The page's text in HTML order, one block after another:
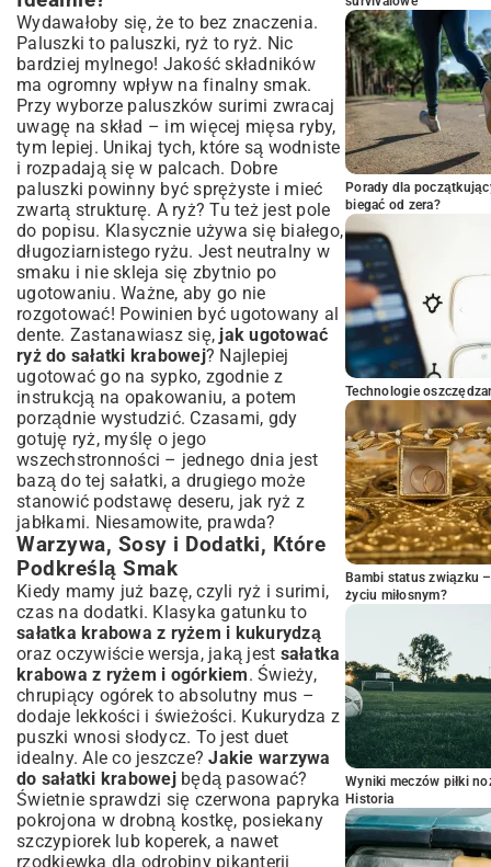
Wydawałoby się, że to bez znaczenia.
Paluszki to paluszki, ryż to ryż. Nic
bardziej mylnego! Jakość składników
ma ogromny wpływ na finalny smak.
Przy wyborze paluszków surimi zwracaj
uwagę na skład – im więcej mięsa ryby,
tym lepiej. Unikaj tych, które są wodniste
i rozpadają się w palcach. Dobre
paluszki powinny być sprężyste i mieć
zwartą strukturę. A ryż? Tu też jest pole
do popisu. Klasycznie używa się białego,
długoziarnistego ryżu. Jest neutralny w
smaku i nie skleja się zbytnio po
ugotowaniu. Ważne, aby go nie
rozgotować! Powinien być ugotowany al
dente. Zastanawiasz się, jak ugotować
ryż do sałatki krabowej? Najlepiej
ugotować go na sypko, zgodnie z
instrukcją na opakowaniu, a potem
porządnie wystudzić. Czasami, gdy
gotuję ryż, myślę o jego
wszechstronności – jednego dnia jest
bazą do tej sałatki, a drugiego może
stanowić podstawę deseru, jak ryż z
jabłkami. Niesamowite, prawda?
Warzywa, Sosy i Dodatki, Które
Podkreślą Smak
Kiedy mamy już bazę, czyli ryż i surimi,
czas na dodatki. Klasyka gatunku to
sałatka krabowa z ryżem i kukurydzą
oraz oczywiście wersja, jaką jest sałatka
krabowa z ryżem i ogórkiem. Świeży,
chrupiący ogórek to absolutny mus –
dodaje lekkości i świeżości. Kukurydza z
puszki wnosi słodycz. To jest duet
idealny. Ale co jeszcze?Jakie warzywa
do sałatki krabowejbędą pasować?
Świetnie sprawdzi się czerwona papryka
pokrojona w drobną kostkę, posiekany
szczypiorek lub koperek, a nawet
rzodkiewka dla odrobiny pikanterii
Porady dla
biegać od zera?
Technologie
Bambi status związku
życiu miłosnym?
Wyniki meczów piłki
Historia